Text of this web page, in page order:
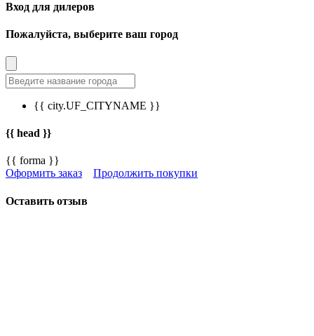
Вход для дилеров
Пожалуйста, выберите ваш город
{{ city.UF_CITYNAME }}
{{ head }}
{{ forma }}
Оформить заказ
Продолжить покупки
Оставить отзыв